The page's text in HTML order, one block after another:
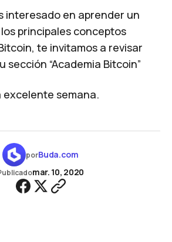
interesado en aprender un
principales conceptos
te invitamos a revisar
sección “Academia Bitcoin”
excelente semana.
porBuda.com
mar. 10, 2020